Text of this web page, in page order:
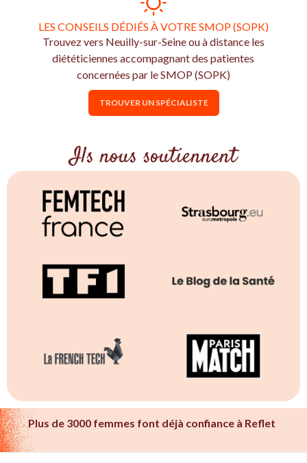
LES CONSEILS DÉDIÉS À VOTRE SMOP (SOPK)
Trouvez vers Neuilly-sur-Seine ou à distance les
diététiciennes accompagnant des patientes
concernées par le SMOP (SOPK)
TROUVER UN SPÉCIALISTE
Ils nous soutiennent
Plus de 3000 femmes font déjà confiance à Reflet